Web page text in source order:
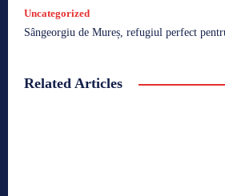
Uncategorized
Sângeorgiu de Mureș, refugiul perfect
Related Articles